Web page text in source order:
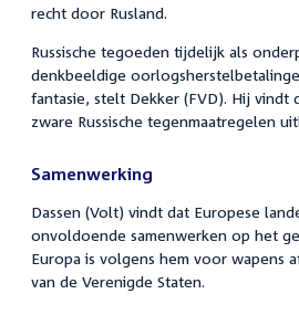
recht door Rusland.
Russische tegoeden tijdelijk als
denkbeeldige
fantasie, stelt Dekker (FVD). Hij vindt
zware Russische tegenmaatregelen
Samenwerking
Dassen (Volt) vindt dat Europese
onvoldoende samenwerken op het
Europa is volgens hem voor wapens
van de Verenigde Staten.